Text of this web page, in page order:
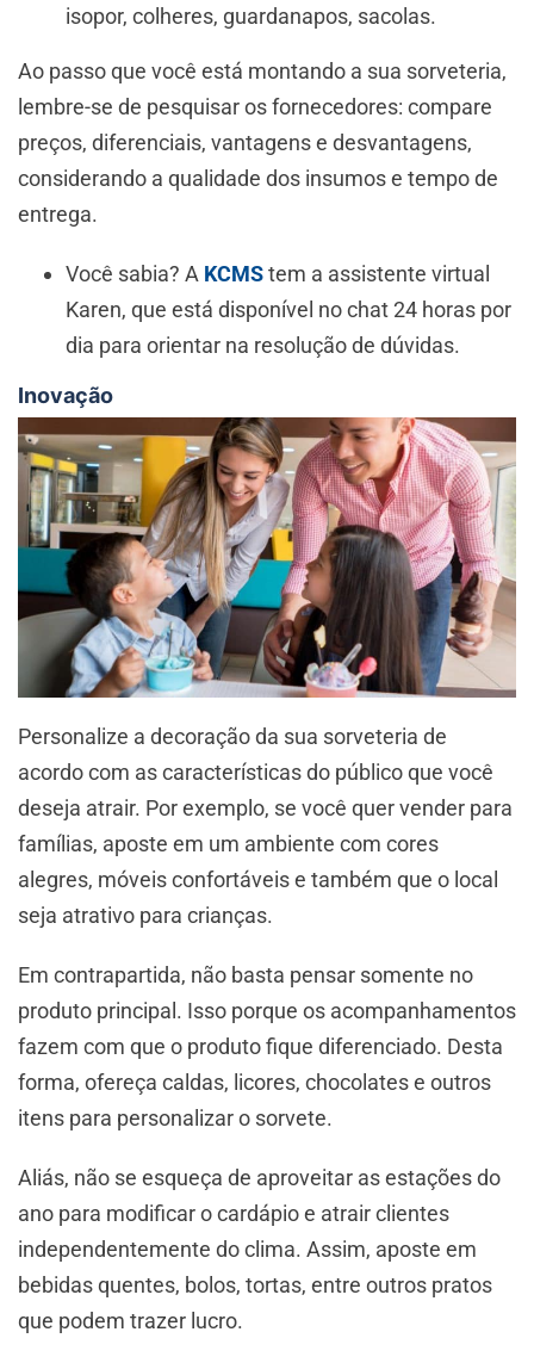
isopor, colheres, guardanapos, sacolas.
Ao passo que você está montando a sua sorveteria,
lembre-se de pesquisar os fornecedores: compare
preços, diferenciais, vantagens e desvantagens,
considerando a qualidade dos insumos e tempo de
entrega.
Você sabia? A KCMStem a assistente virtual
Karen, que está disponível no chat 24 horas por
dia para orientar na resolução de dúvidas.
Inovação
Personalize a decoração da sua sorveteria de
acordo com as características do público que você
deseja atrair. Por exemplo, se você quer vender para
famílias, aposte em um ambiente com cores
alegres, móveis confortáveis e também que o local
seja atrativo para crianças.
Em contrapartida, não basta pensar somente no
produto principal. Isso porque os acompanhamentos
fazem com que o produto fique diferenciado. Desta
forma, ofereça caldas, licores, chocolates e outros
itens para personalizar o sorvete.
Aliás, não se esqueça de aproveitar as estações do
ano para modificar o cardápio e atrair clientes
independentemente do clima. Assim, aposte em
bebidas quentes, bolos, tortas, entre outros pratos
que podem trazer lucro.